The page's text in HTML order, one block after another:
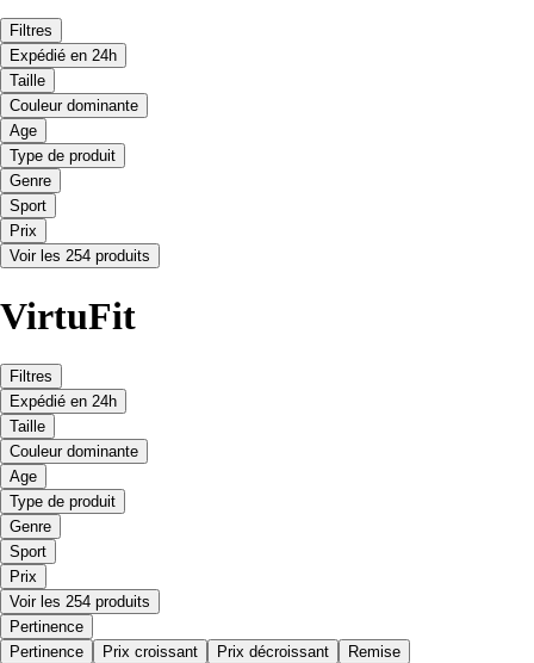
Filtres
Expédié en 24h
Taille
Couleur dominante
Age
Type de produit
Genre
Sport
Prix
Voir les 254 produits
VirtuFit
Filtres
Expédié en 24h
Taille
Couleur dominante
Age
Type de produit
Genre
Sport
Prix
Voir les 254 produits
Pertinence
Pertinence
Prix croissant Prix décroissant Remise